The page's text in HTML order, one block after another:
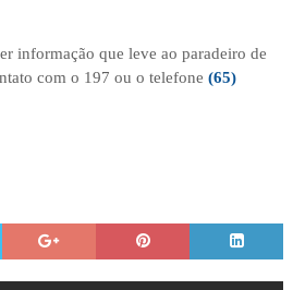
informação que leve ao paradeiro de
com o 197 ou o telefone (65)